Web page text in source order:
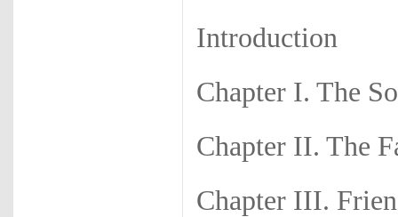
Introduction
Chapter I. The
Chapter II. The
Chapter III.